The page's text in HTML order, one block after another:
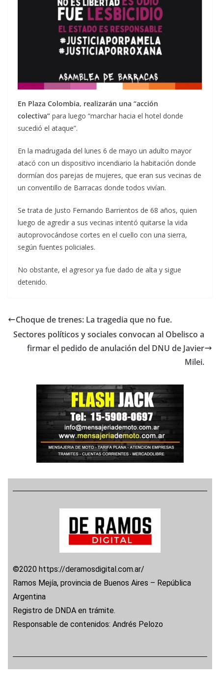
En Plaza Colombia, realizarán una “acción
colectiva” para luego “marchar hacia el hotel donde
sucedió el ataque”.
En la madrugada del lunes 6 de mayo un adulto mayor
atacó con un dispositivo incendiario la habitación donde
dormían dos parejas de mujeres, que eran sus vecinas de
un conventillo de Barracas donde todos vivían.
Se trata de Justo Fernando Barrientos de 68 años, quien
luego de agredir a sus vecinas intentó quitarse la vida
autoprovocándose cortes en el cuello con una sierra,
según fuentes policiales.
No obstante, el agresor ya fue dado de alta y sigue
detenido.
Choque de trenes: La tragedia que no fue.
Sectores políticos y sociales convocan al Obelisco a
firmar el pedido de anulación del DNU de Javier
Milei.
©2020 https://deramosdigital.com.ar/
Ramos Mejía, provincia de Buenos Aires – República
Argentina
Registro de DNDA en trámite.
Responsable de contenidos: Andrés Pelozo